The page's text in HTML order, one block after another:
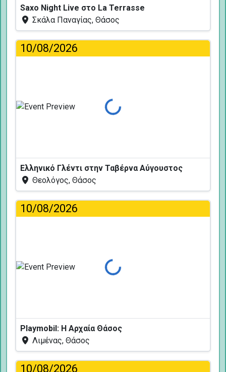
Saxo Night Live στο La Terrasse
Σκάλα Παναγίας, Θάσος
10/08/2026
Φόρτωση...
Ελληνικό Γλέντι στην Ταβέρνα Αύγουστος
Θεολόγος, Θάσος
10/08/2026
Φόρτωση...
Playmobil: Η Αρχαία Θάσος
Λιμένας, Θάσος
10/08/2026